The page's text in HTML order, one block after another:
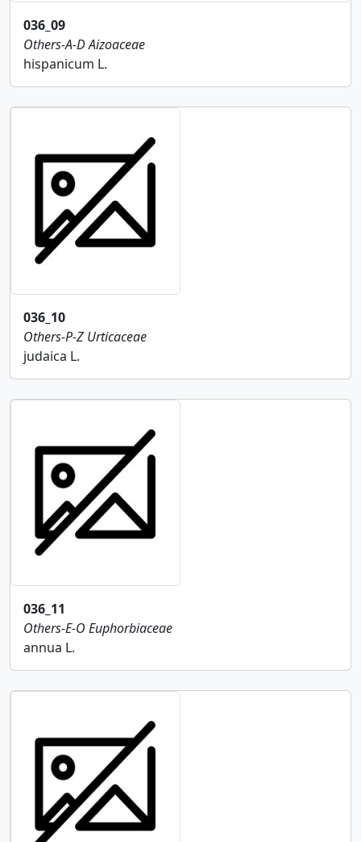
036_09
Others-A-DAizoaceae
hispanicum L.
036_10
Others-P-Z Urticaceae
judaica L.
036_11
Others-E-O Euphorbiaceae
annua L.